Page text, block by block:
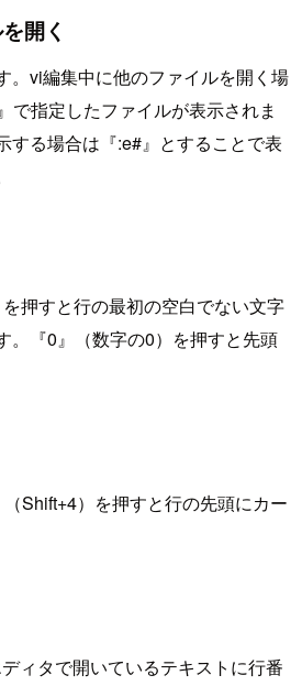
開く
。vi編集中に他のファイルを開く場
で指定したファイルが表示されま
する場合は『:e#』とすることで表
押すと行の最初の空白でない文字
。『0』（数字の0）を押すと先頭
Shift+4）を押すと行の先頭にカー
ィタで開いているテキストに行番